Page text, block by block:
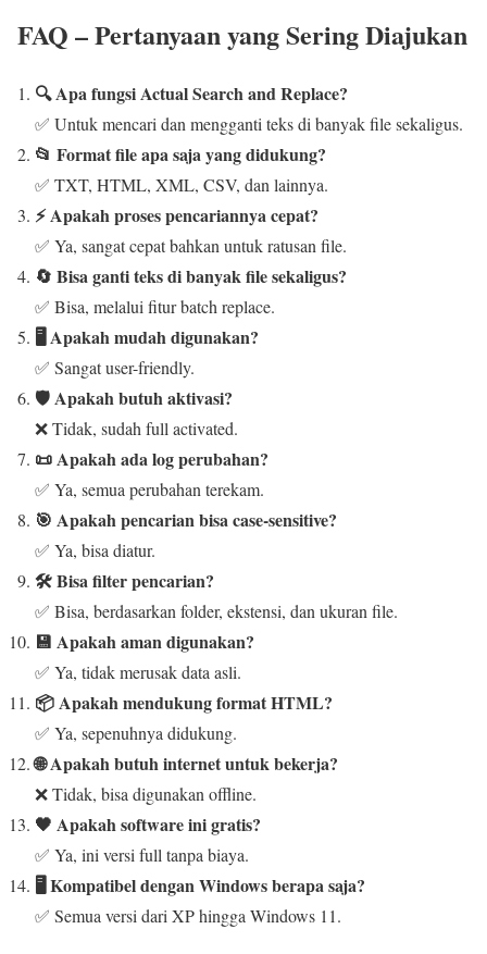
FAQ – Pertanyaan yang Sering Diajukan
🔍 Apa fungsi Actual Search and Replace?
✅ Untuk mencari dan mengganti teks di banyak file sekaligus.
📂 Format file apa saja yang didukung?
✅ TXT, HTML, XML, CSV, dan lainnya.
⚡ Apakah proses pencariannya cepat?
✅ Ya, sangat cepat bahkan untuk ratusan file.
🔄 Bisa ganti teks di banyak file sekaligus?
✅ Bisa, melalui fitur batch replace.
🖥️ Apakah mudah digunakan?
✅ Sangat user-friendly.
🛡️ Apakah butuh aktivasi?
❌ Tidak, sudah full activated.
📜 Apakah ada log perubahan?
✅ Ya, semua perubahan terekam.
🎯 Apakah pencarian bisa case-sensitive?
✅ Ya, bisa diatur.
🛠️ Bisa filter pencarian?
✅ Bisa, berdasarkan folder, ekstensi, dan ukuran file.
💾 Apakah aman digunakan?
✅ Ya, tidak merusak data asli.
📦 Apakah mendukung format HTML?
✅ Ya, sepenuhnya didukung.
🌐 Apakah butuh internet untuk bekerja?
❌ Tidak, bisa digunakan offline.
🖤 Apakah software ini gratis?
✅ Ya, ini versi full tanpa biaya.
🖥️ Kompatibel dengan Windows berapa saja?
✅ Semua versi dari XP hingga Windows 11.